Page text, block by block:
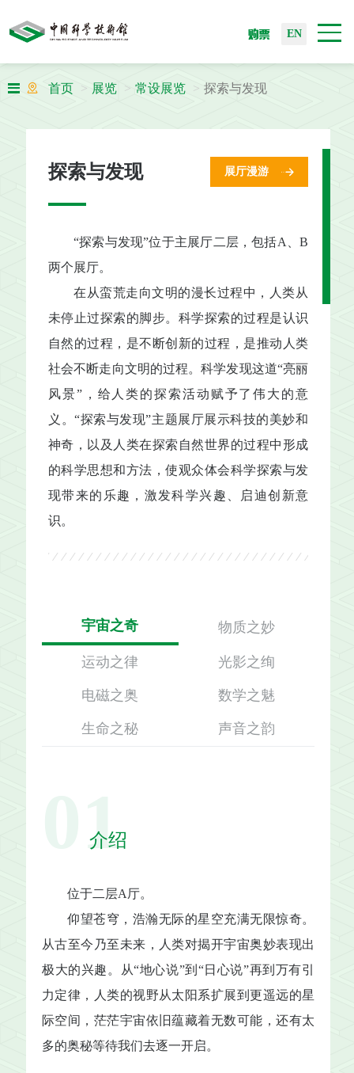
购票 EN
首页 展览 常设展览 探索与发现
探索与发现 展厅漫游
“探索与发现”位于主展厅二层，包括A、B
两个展厅。
在从蛮荒走向文明的漫长过程中，人类从
未停止过探索的脚步。科学探索的过程是认识
自然的过程，是不断创新的过程，是推动人类
社会不断走向文明的过程。科学发现这道“亮丽
风景”，给人类的探索活动赋予了伟大的意
义。“探索与发现”主题展厅展示科技的美妙和
神奇，以及人类在探索自然世界的过程中形成
的科学思想和方法，使观众体会科学探索与发
现带来的乐趣，激发科学兴趣、启迪创新意
识。
宇宙之奇 物质之妙
运动之律 光影之绚
电磁之奥 数学之魅
生命之秘 声音之韵
01
介绍
位于二层A厅。
仰望苍穹，浩瀚无际的星空充满无限惊奇。
从古至今乃至未来，人类对揭开宇宙奥妙表现出
极大的兴趣。从“地心说”到“日心说”再到万有引
力定律，人类的视野从太阳系扩展到更遥远的星
际空间，茫茫宇宙依旧蕴藏着无数可能，还有太
多的奥秘等待我们去逐一开启。